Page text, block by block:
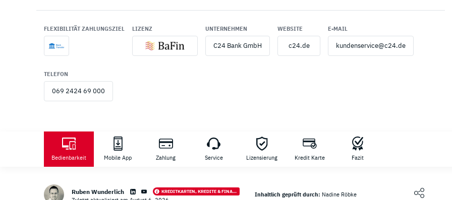
FLEXIBILITÄT ZAHLUNGSZIEL LIZENZ UNTERNEHMEN
C24 Bank GmbH
WEBSITE
c24.de
E-MAIL
kundenservice@c24.de
TELEFON
069 2424 69 000
Bedienbarkeit Mobile App Zahlung Service Lizensierung Kredit Karte Fazit
Ruben Wunderlich KREDITKARTEN, KREDITE & FINANZIERUNGEN Inhaltlich geprüft durch: Nadine Röbke